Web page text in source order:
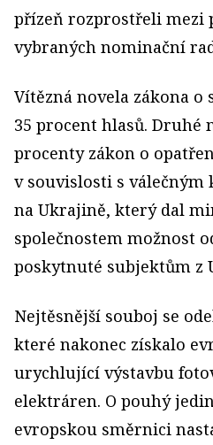
přízeň rozprostřeli mezi
vybraných nominační
Vítězná novela zákona
35 procent hlasů. Druhé
procenty zákon o
v souvislosti s válečným
na Ukrajině, který dal
společnostem možnost
poskytnuté subjektům z
Nejtěsnější souboj se
které nakonec získalo
urychlující výstavbu
elektráren. O pouhý
evropskou směrnici